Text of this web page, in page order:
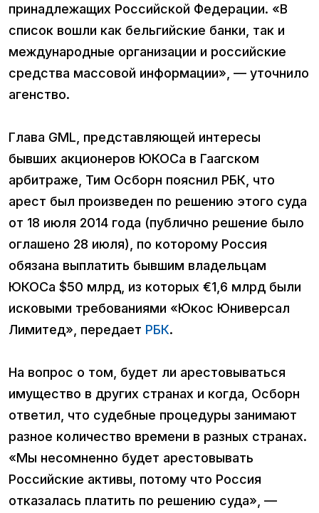
принадлежащих Российской Федерации. «В
список вошли как бельгийские банки, так и
международные организации и российские
средства массовой информации», — уточнило
агенство.
Глава GML, представляющей интересы
бывших акционеров ЮКОСа в Гаагском
арбитраже, Тим Осборн пояснил РБК, что
арест был произведен по решению этого суда
от 18 июля 2014 года (публично решение было
оглашено 28 июля), по которому Россия
обязана выплатить бывшим владельцам
ЮКОСа $50 млрд, из которых €1,6 млрд были
исковыми требованиями «Юкос Юниверсал
Лимитед», передает РБК.
На вопрос о том, будет ли арестовываться
имущество в других странах и когда, Осборн
ответил, что судебные процедуры занимают
разное количество времени в разных странах.
«Мы несомненно будет арестовывать
Российские активы, потому что Россия
отказалась платить по решению суда», —